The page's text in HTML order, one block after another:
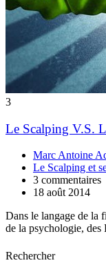
3
Le Scalping V.S.
Marc Antoine
Le Scalping et
3 commentaires
18 août 2014
Dans le langage de la
de la psychologie, des
Rechercher